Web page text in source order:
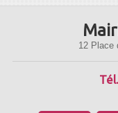
12 Place